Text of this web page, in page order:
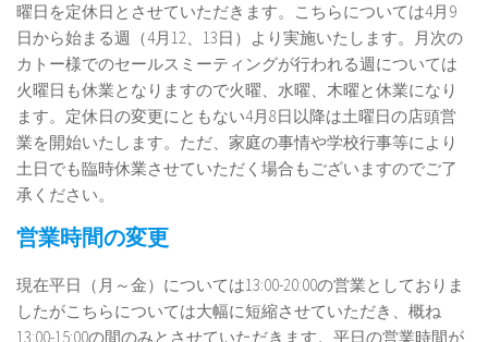
曜日を定休日とさせていただきます。こちらについては4月9
日から始まる週（4月12、13日）より実施いたします。月次の
カトー様でのセールスミーティングが行われる週については
火曜日も休業となりますので火曜、水曜、木曜と休業になり
ます。定休日の変更にともない4月8日以降は土曜日の店頭営
業を開始いたします。ただ、家庭の事情や学校行事等により
土日でも臨時休業させていただく場合もございますのでご了
承ください。
営業時間の変更
現在平日（月～金）については13:00-20:00の営業としておりま
したがこちらについては大幅に短縮させていただき、概ね
13:00-15:00の間のみとさせていただきます。平日の営業時間が